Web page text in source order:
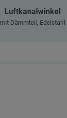
Luftkanalwinkel
mit Dämmteil, Edelstahl